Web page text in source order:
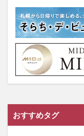
おすすめタグ